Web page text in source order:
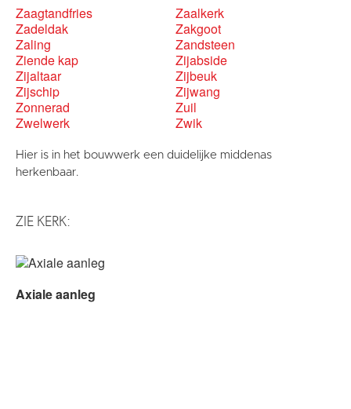
Zaagtandfries
Zaalkerk
Zadeldak
Zakgoot
Zaling
Zandsteen
Ziende kap
Zijabside
Zijaltaar
Zijbeuk
Zijschip
Zijwang
Zonnerad
Zuil
Zwelwerk
Zwik
Hier is in het bouwwerk een duidelijke middenas
herkenbaar.
ZIE KERK:
Axiale aanleg